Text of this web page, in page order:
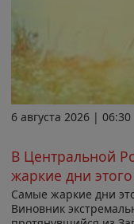
6 августа 2026 | 06:30
В Центральной
жаркие дни этого
Самые жаркие дни
Виновник